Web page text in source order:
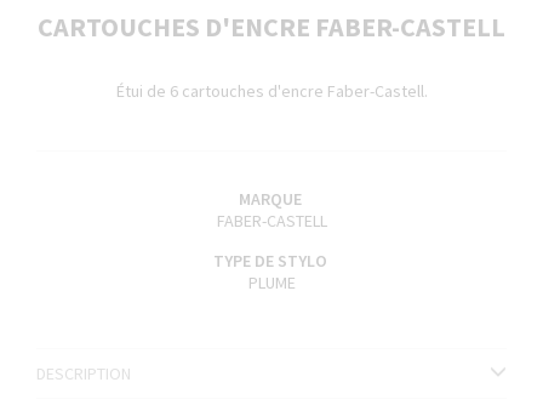
CARTOUCHES D'ENCRE FABER-CASTELL
Étui de 6 cartouches d'encre Faber-Castell.
MARQUE
FABER-CASTELL
TYPE DE STYLO
PLUME
DESCRIPTION